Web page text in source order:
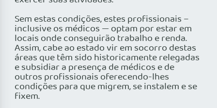
Sem estas condições, estes profissionais –
inclusive os médicos — optam por estar em
locais onde conseguirão trabalho e renda.
Assim, cabe ao estado vir em socorro destas
áreas que têm sido historicamente relegadas
e subsidiar a presença de médicos e de
outros profissionais oferecendo-lhes
condições para que migrem, se instalem e se
fixem.